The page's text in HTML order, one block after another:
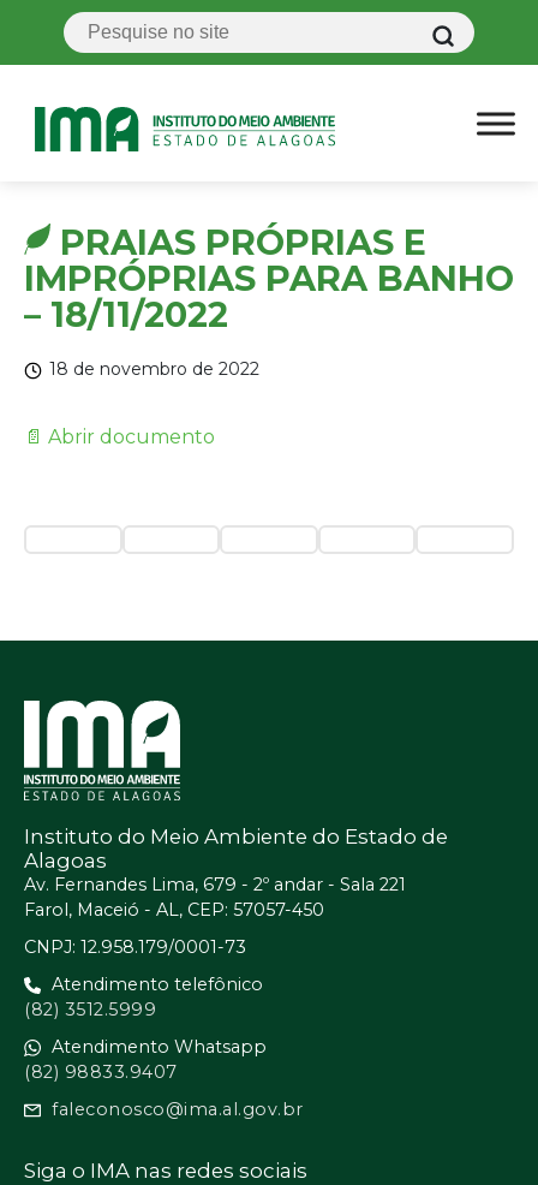
PRAIAS PRÓPRIAS E
IMPRÓPRIAS PARA BANHO
– 18/11/2022
18 de novembro de 2022
📄 Abrir documento
Instituto do Meio Ambiente do Estado de
Alagoas
Av. Fernandes Lima, 679 - 2º andar - Sala 221
Farol, Maceió - AL, CEP: 57057-450
CNPJ: 12.958.179/0001-73
Atendimento telefônico
(82) 3512.5999
Atendimento Whatsapp
(82) 98833.9407
faleconosco@ima.al.gov.br
Siga o IMA nas redes sociais